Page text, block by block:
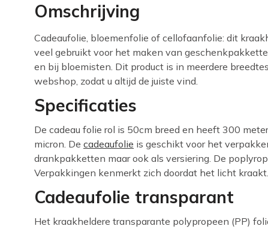
Omschrijving
Cadeaufolie, bloemenfolie of cellofaanfolie: dit
veel gebruikt voor het maken van
en bij bloemisten. Dit product is in meerdere
webshop, zodat u altijd de juiste vind.
Specificaties
De cadeau folie rol is 50cm breed en heeft 300
micron. De cadeaufolie is geschikt voor het
drankpakketten maar ook als versiering. De
Verpakkingen kenmerkt zich doordat het licht kraakt.
Cadeaufolie transparant
Het kraakheldere transparante polypropeen (PP)